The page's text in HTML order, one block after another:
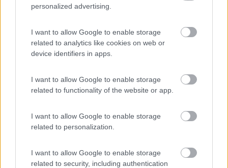
personalized advertising.
I want to allow Google to enable storage
related to analytics like cookies on web or
device identifiers in apps.
I want to allow Google to enable storage
related to functionality of the website or app.
I want to allow Google to enable storage
related to personalization.
I want to allow Google to enable storage
related to security, including authentication
9,5 4
Servizi / Posizione
Alle porte del parco dei Nebrodi, di fronte L'Etna, fuori...
Santa Domenica Vittoria (ME) - 25.7km
SS 116 al Km. 7,700 - Viale libertà, 335